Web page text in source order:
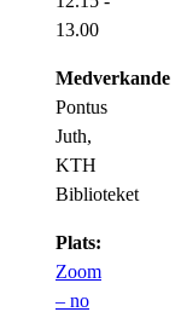
13.00
Medverkande:
Pontus
Juth,
KTH
Biblioteket
Plats:
Zoom
– no